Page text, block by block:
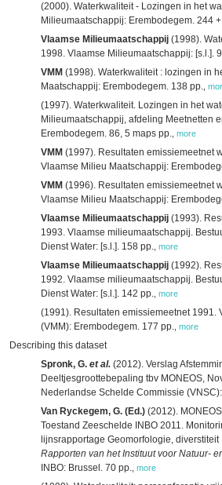
(2000). Waterkwaliteit - Lozingen in het
Milieumaatschappij: Erembodegem. 244
Vlaamse Milieumaatschappij (1998).
1998. Vlaamse Milieumaatschappij: [s.l.].
VMM (1998). Waterkwaliteit : lozingen in
Maatschappij: Erembodegem. 138 pp.
(1997). Waterkwaliteit. Lozingen in het
Milieumaatschappij, afdeling Meetnetten
Erembodegem. 86, 5 maps pp. more
VMM (1997). Resultaten emissiemeetnet
Vlaamse Milieu Maatschappij:
VMM (1996). Resultaten emissiemeetnet
Vlaamse Milieu Maatschappij:
Vlaamse Milieumaatschappij (1993).
1993. Vlaamse milieumaatschappij.
Dienst Water: [s.l.]. 158 pp. more
Vlaamse Milieumaatschappij (1992).
1992. Vlaamse milieumaatschappij.
Dienst Water: [s.l.]. 142 pp. more
(1991). Resultaten emissiemeetnet 1991.
(VMM): Erembodegem. 177 pp. more
Describing this dataset
Spronk, G. et al. (2012). Verslag
Deeltjesgroottebepaling tbv MONEOS,
Nederlandse Schelde Commissie
Van Ryckegem, G. (Ed.) (2012).
Toestand Zeeschelde INBO 2011.
lijnsrapportage Geomorfologie, diverstiteit
Rapporten van het Instituut voor Natuur-
INBO: Brussel. 70 pp. more